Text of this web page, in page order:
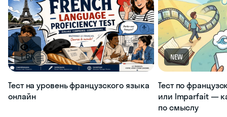
1.6K
Тест на уровень французского языка
онлайн
NEW
Тест по
или Imparfait —
по смыслу